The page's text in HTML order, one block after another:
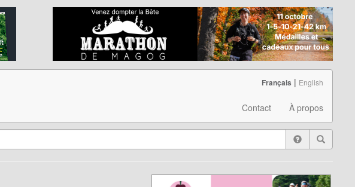
Contact À propos
Français | English